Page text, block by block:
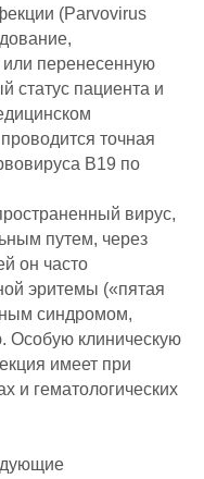
(Parvovirus
перенесенную
статус пациента и
точная
B19 по
вирус,
путем, через
он часто
эритемы («пятая
синдромом,
Особую клиническую
имеет при
и гематологических